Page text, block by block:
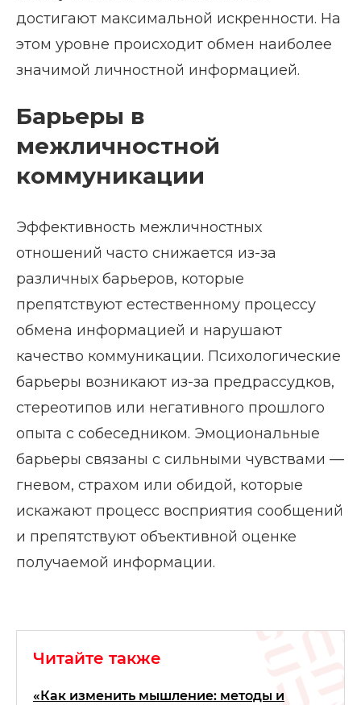
достигают максимальной искренности. На
этом уровне происходит обмен наиболее
значимой личностной информацией.
Барьеры в
межличностной
коммуникации
Эффективность межличностных
отношений часто снижается из-за
различных барьеров, которые
препятствуют естественному процессу
обмена информацией и нарушают
качество коммуникации. Психологические
барьеры возникают из-за предрассудков,
стереотипов или негативного прошлого
опыта с собеседником. Эмоциональные
барьеры связаны с сильными чувствами —
гневом, страхом или обидой, которые
искажают процесс восприятия сообщений
и препятствуют объективной оценке
получаемой информации.
Читайте также
«Как изменить мышление: методы и